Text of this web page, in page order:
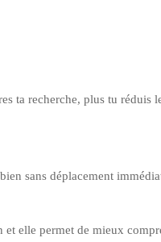
ta recherche, plus tu réduis
sans déplacement
elle permet de mieux